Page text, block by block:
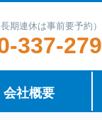
期連休は事前要予約）
337-279
会社概要